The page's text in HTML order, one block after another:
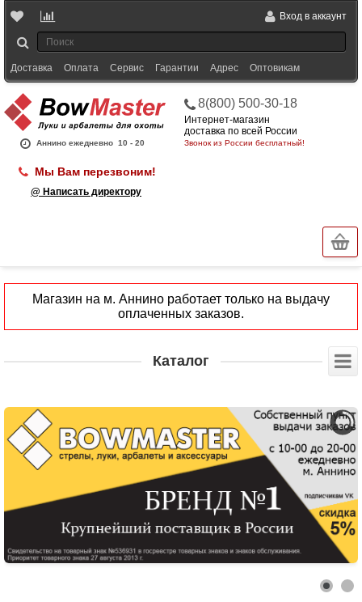
Вход в аккаунт
Доставка Оплата Сервис Гарантии Адрес Оптовикам
Аннино ежедневно 10 - 20
8(800) 500-30-18
Интернет-магазин
доставка по всей России
Звонок из России бесплатный!
Мы Вам перезвоним!
@ Написать директору
Магазин на м. Аннино работает только на выдачу
оплаченных заказов.
Каталог